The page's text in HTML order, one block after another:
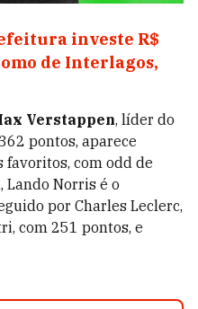
investe R$
de Interlagos,
Verstappen, líder do
pontos, aparece
favoritos, com odd de
Lando Norris é o
por Charles Leclerc,
com 251 pontos, e